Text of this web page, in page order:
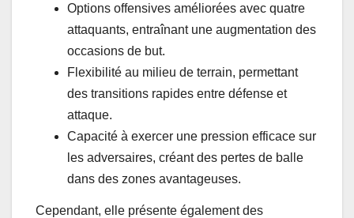
Options offensives améliorées avec quatre
attaquants, entraînant une augmentation des
occasions de but.
Flexibilité au milieu de terrain, permettant
des transitions rapides entre défense et
attaque.
Capacité à exercer une pression efficace sur
les adversaires, créant des pertes de balle
dans des zones avantageuses.
Cependant, elle présente également des